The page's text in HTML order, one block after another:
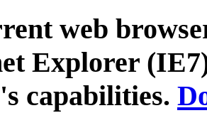
web
Explorer
capabilities.